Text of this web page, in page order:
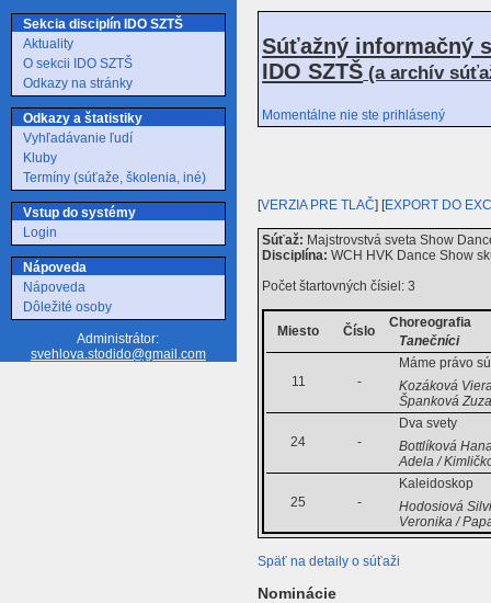
Sekcia disciplín IDO SZTŠ
Aktuality
O sekcii IDO SZTŠ
Odkazy na stránky
Odkazy a štatistiky
Vyhľadávanie ľudí
Kluby
Termíny (súťaže, školenia, iné)
Vstup do systémy
Login
Nápoveda
Nápoveda
Dôležité osoby
Administrátor:
svehlova.stodido@gmail.com
Súťažný informačný
IDO SZTŠ (a archív
Momentálne nie ste prihlásený
[VERZIA PRE TLAČ] [EXPORT DO
Súťaž: Majstrovstvá sveta Show
Disciplína: WCH HVK Dance Show
Počet štartovných čísiel: 3
Miesto Číslo
Choreografia
Tanečníci
11 -
Máme právo
Kozáková
Španková
24 -
Dva svety
Bottlíková
Adela /
25 -
Kaleidoskop
Hodosiová
Veronika /
Späť na detaily o súťaži
Nominácie